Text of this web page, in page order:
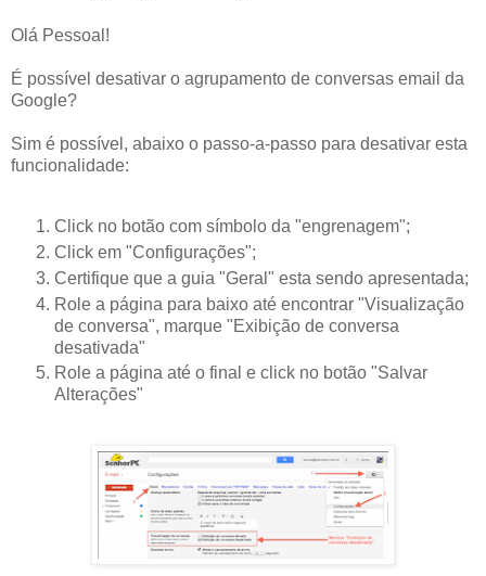
Olá Pessoal!
É possível desativar o agrupamento de conversas email da
Google?
Sim é possível, abaixo o passo-a-passo para desativar esta
funcionalidade:
Click no botão com símbolo da "engrenagem";
Click em "Configurações";
Certifique que a guia "Geral" esta sendo apresentada;
Role a página para baixo até encontrar "Visualização
de conversa", marque "Exibição de conversa
desativada"
Role a página até o final e click no botão "Salvar
Alterações"